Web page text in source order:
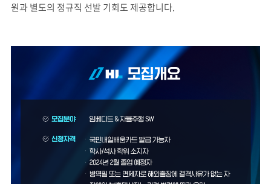
원과 별도의 정규직 선발 기회도 제공합니다.